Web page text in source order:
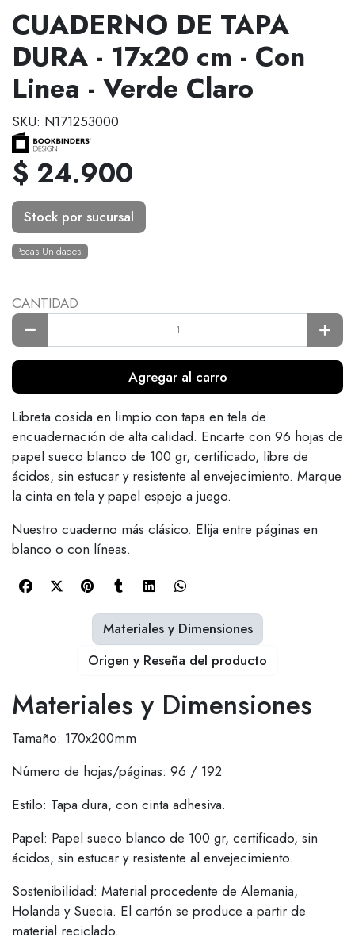
CUADERNO DE TAPA
DURA - 17x20 cm - Con
Linea - Verde Claro
SKU: N171253000
$ 24.900
Stock por sucursal
Pocas Unidades.
CANTIDAD
Agregar al carro
Libreta cosida en limpio con tapa en tela de
encuadernación de alta calidad. Encarte con 96 hojas de
papel sueco blanco de 100 gr, certificado, libre de
ácidos, sin estucar y resistente al envejecimiento. Marque
la cinta en tela y papel espejo a juego.
Nuestro cuaderno más clásico. Elija entre páginas en
blanco o con líneas.
Materiales y Dimensiones
Tamaño: 170x200mm
Número de hojas/páginas: 96 / 192
Estilo: Tapa dura, con cinta adhesiva.
Papel: Papel sueco blanco de 100 gr, certificado, sin
ácidos, sin estucar y resistente al envejecimiento.
Sostenibilidad: Material procedente de Alemania,
Holanda y Suecia. El cartón se produce a partir de
material reciclado.
Materiales y Dimensiones
Origen y Reseña del producto